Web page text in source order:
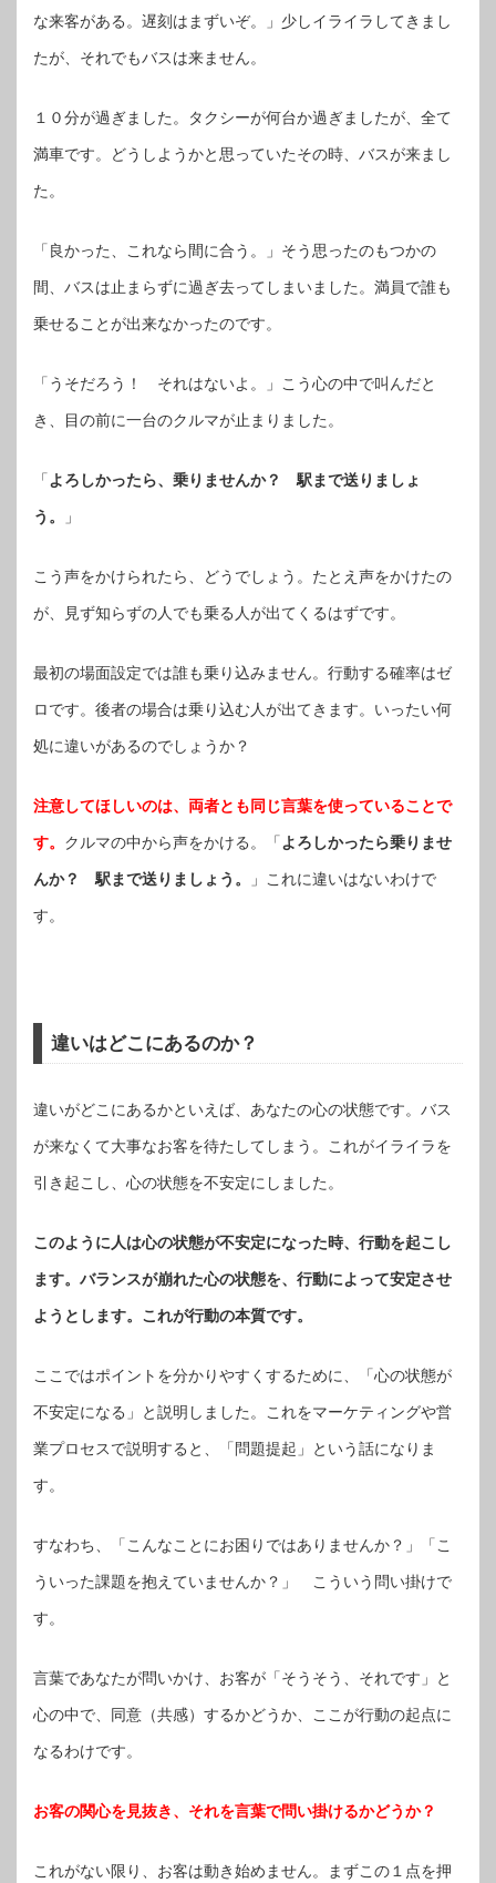
な来客がある。遅刻はまずいぞ。」少しイライラしてきまし
たが、それでもバスは来ません。
１０分が過ぎました。タクシーが何台か過ぎましたが、全て
満車です。どうしようかと思っていたその時、バスが来まし
た。
「良かった、これなら間に合う。」そう思ったのもつかの
間、バスは止まらずに過ぎ去ってしまいました。満員で誰も
乗せることが出来なかったのです。
「うそだろう！ それはないよ。」こう心の中で叫んだと
き、目の前に一台のクルマが止まりました。
「よろしかったら、乗りませんか？ 駅まで送りましょ
う。 」
こう声をかけられたら、どうでしょう。たとえ声をかけたの
が、見ず知らずの人でも乗る人が出てくるはずです。
最初の場面設定では誰も乗り込みません。行動する確率はゼ
ロです。後者の場合は乗り込む人が出てきます。いったい何
処に違いがあるのでしょうか？
注意してほしいのは、両者とも同じ言葉を使っていることで
す。 クルマの中から声をかける。「よろしかったら乗りませ
んか？ 駅まで送りましょう。 」これに違いはないわけで
す。
違いはどこにあるのか？
違いがどこにあるかといえば、あなたの心の状態です。バス
が来なくて大事なお客を待たしてしまう。これがイライラを
引き起こし、心の状態を不安定にしました。
このように人は心の状態が不安定になった時、行動を起こし
ます。バランスが崩れた心の状態を、行動によって安定させ
ようとします。これが行動の本質です。
ここではポイントを分かりやすくするために、「心の状態が
不安定になる」と説明しました。これをマーケティングや営
業プロセスで説明すると、「問題提起」という話になりま
す。
すなわち、「こんなことにお困りではありませんか？」「こ
ういった課題を抱えていませんか？」 こういう問い掛けで
す。
言葉であなたが問いかけ、お客が「そうそう、それです」と
心の中で、同意（共感）するかどうか、ここが行動の起点に
なるわけです。
お客の関心を見抜き、それを言葉で問い掛けるかどうか？
これがない限り、お客は動き始めません。まずこの１点を押